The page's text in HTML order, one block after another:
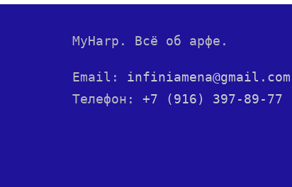
MyHarp. Всё об арфе.
Email: infiniamena@gmail.com
Телефон: +7 (916) 397-89-77